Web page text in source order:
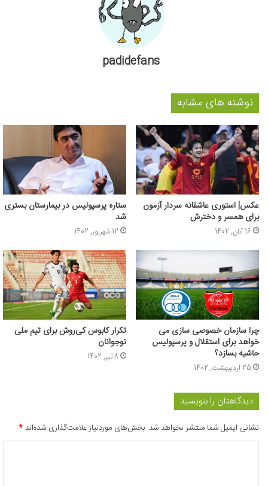
padidefans
نوشته های مشابه
عکس‌| استوری عاشقانه سردار آزمون
برای همسر و دخترش
16 آبان, 1402
ستاره پرسپولیس در بیمارستان بستری
شد
12 شهریور, 1402
چرا سازمان خصوصی سازی می
خواهد برای استقلال و پرسپولیس
حاشیه بسازد؟
25 اردیبهشت, 1402
تکرار کابوس کی‌روش برای تیم ملی
نوجوانان
8 تیر, 1402
دیدگاهتان را بنویسید
نشانی ایمیل شما منتشر نخواهد شد. بخش‌های موردنیاز علامت‌گذاری شده‌اند*